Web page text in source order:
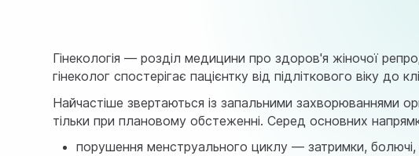
Гінекологія — розділ медицини про здоров'я жіночої
гінеколог спостерігає пацієнтку від підліткового віку до
Найчастіше звертаються із запальними захворюваннями
тільки при плановому обстеженні. Серед основних
порушення менструального циклу — затримки, болючі,